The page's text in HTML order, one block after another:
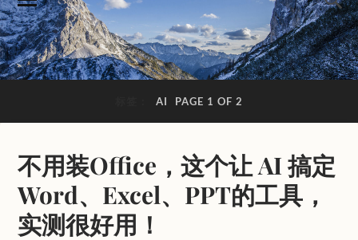
AI PAGE 1 OF 2
不用装Office，这个让 AI 搞定
Word、Excel、PPT的工具，
实测很好用！